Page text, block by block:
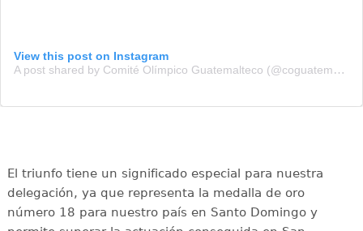
View this post on Instagram
A post shared by Comité Olímpico Guatemalteco (@coguatemalteco)
El triunfo tiene un significado especial para nuestra
delegación, ya que representa la medalla de oro
número 18 para nuestro país en Santo Domingo y